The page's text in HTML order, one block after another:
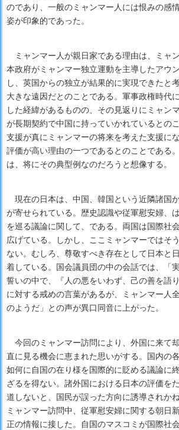
のであり、一般のミャンマー人には恨みの感
姿が印象的であった。
ミャンマー人が親日家である理由は、ミャ
本政府がミャンマー独立運動を主導したアウ
し、英国からの独立が結果的に実現できたと
大きな遠因だとのことである。軍事政権時代
した経緯があるものの、その見返りにミャン
が長期契約で中国に持っていかれているとの
支援が真にミャンマーの将来を考えた支援に
評価が高い理由の一つであるとのことである
は、将にその典型例なのだろうと想像する。
現在の日本は、中国、韓国という近隣諸国
が寄せられている。歴史認識や従軍慰安婦、
を巡る議論に関して、である。両国は国際社
広げている。しかし、ここミャンマーではそ
ない。むしろ、尊敬すべき存在として日本と
着している。国会議員団の中の会話では、「
誓いの中で、『人の悪をいわず、己の善を語
に対する戒めの言葉があるが、ミャンマー人
のようだ」との声が異口同音に上がった。
今回のミャンマー訪問により、外国に来て
直に見る機会に恵まれた思いがする。国内の
如何に自国の在り様を国際的に貶める議論に
ざるを得ない。諸外国における日本の評価を
道しないと、国民が誤った方向に誘導されか
ミャンマー訪問中、従軍慰安婦に関する朝日
正の情報に接した。自国のマスコミが国際社